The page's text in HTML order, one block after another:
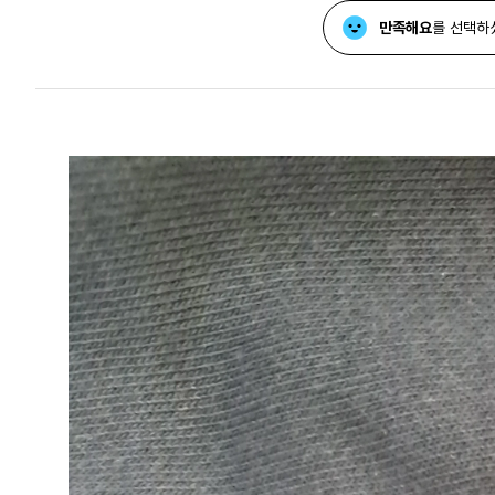
만족해요를 선택하